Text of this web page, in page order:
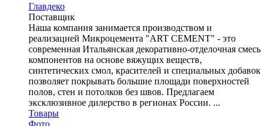
Главдеко
Поставщик
Наша компания занимается производством и
реализацией Микроцемента "ART CEMENT" - это
современная Итальянская декоративно-отделочная смесь
компонентов на основе вяжущих веществ,
синтетических смол, красителей и специальных добавок
позволяет покрывать большие площади поверхностей
полов, стен и потолков без швов. Предлагаем
эксклюзивное дилерство в регионах России. ...
Товары
Фото